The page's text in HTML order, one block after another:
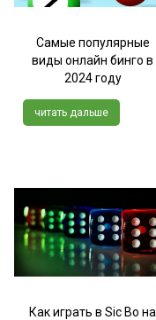
Самые популярные
виды онлайн бинго в
2024 году
читать дальше
Как играть в Sic Bo на